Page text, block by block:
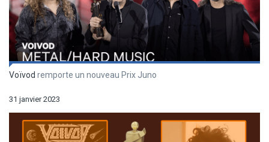
Voïvod remporte un nouveau Prix Juno
31 janvier 2023